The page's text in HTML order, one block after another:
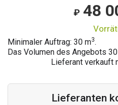
₽ 48
Minimaler Auftrag: 30 m3.
Das Volumen des Angebots 30
Lieferant verkauft
Lieferanten